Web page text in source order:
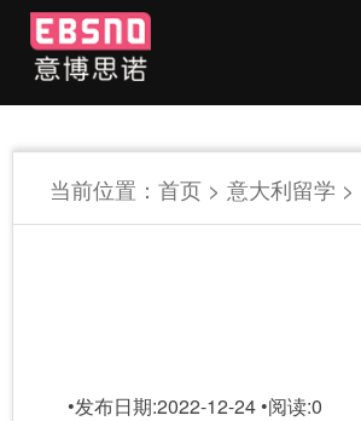
当前位置： 首页 > 意大利留学 >
•发布日期:2022-12-24 •阅读:0